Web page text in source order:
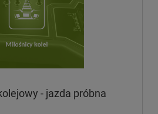
- jazda próbna